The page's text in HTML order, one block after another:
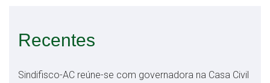
Recentes
Sindifisco-AC reúne-se com governadora na Casa Civil